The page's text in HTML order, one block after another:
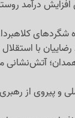
درآمد
شگردهای
با استقلال
آتش‌نشانی
و پیروی از